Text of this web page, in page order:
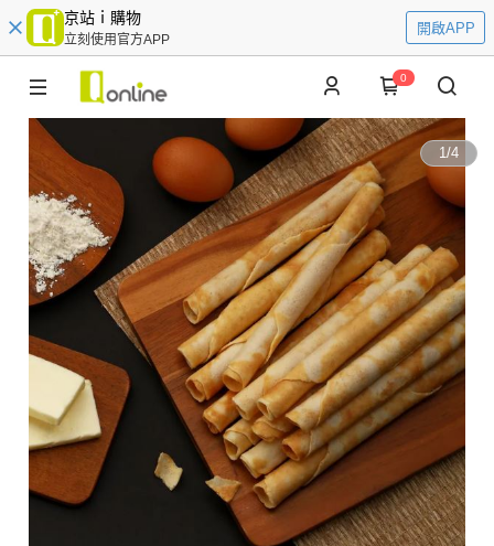
京站ｉ購物
立刻使用官方APP
開啟APP
0
1/4